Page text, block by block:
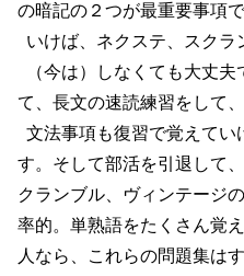
の暗記の２つが最重要事項
いけば、ネクステ、スク
（今は）しなくても大丈
て、長文の速読練習をして
文法事項も復習で覚えてい
す。そして部活を引退して
クランブル、ヴィンテージ
率的。単熟語をたくさん覚
人なら、これらの問題集は